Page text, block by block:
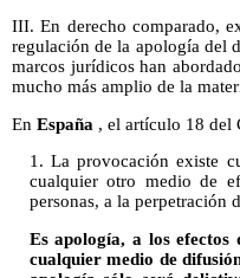
III. En derecho comparado,
regulación de la apología del
marcos jurídicos han
mucho más amplio de la
En España , el artículo 18 del
1. La provocación existe
cualquier otro medio de
personas, a la perpetración
Es apología, a los efectos
cualquier medio de